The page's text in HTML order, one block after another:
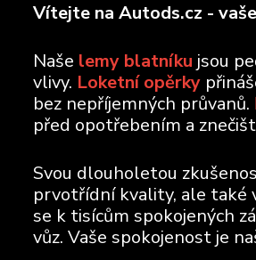
Vítejte na Autods.cz -
Naše lemy blatníku jsou
vlivy. Loketní opěrky
bez nepříjemných průvanů.
před opotřebením a
Svou dlouholetou
prvotřídní kvality, ale také
se k tisícům spokojených
vůz. Vaše spokojenost je